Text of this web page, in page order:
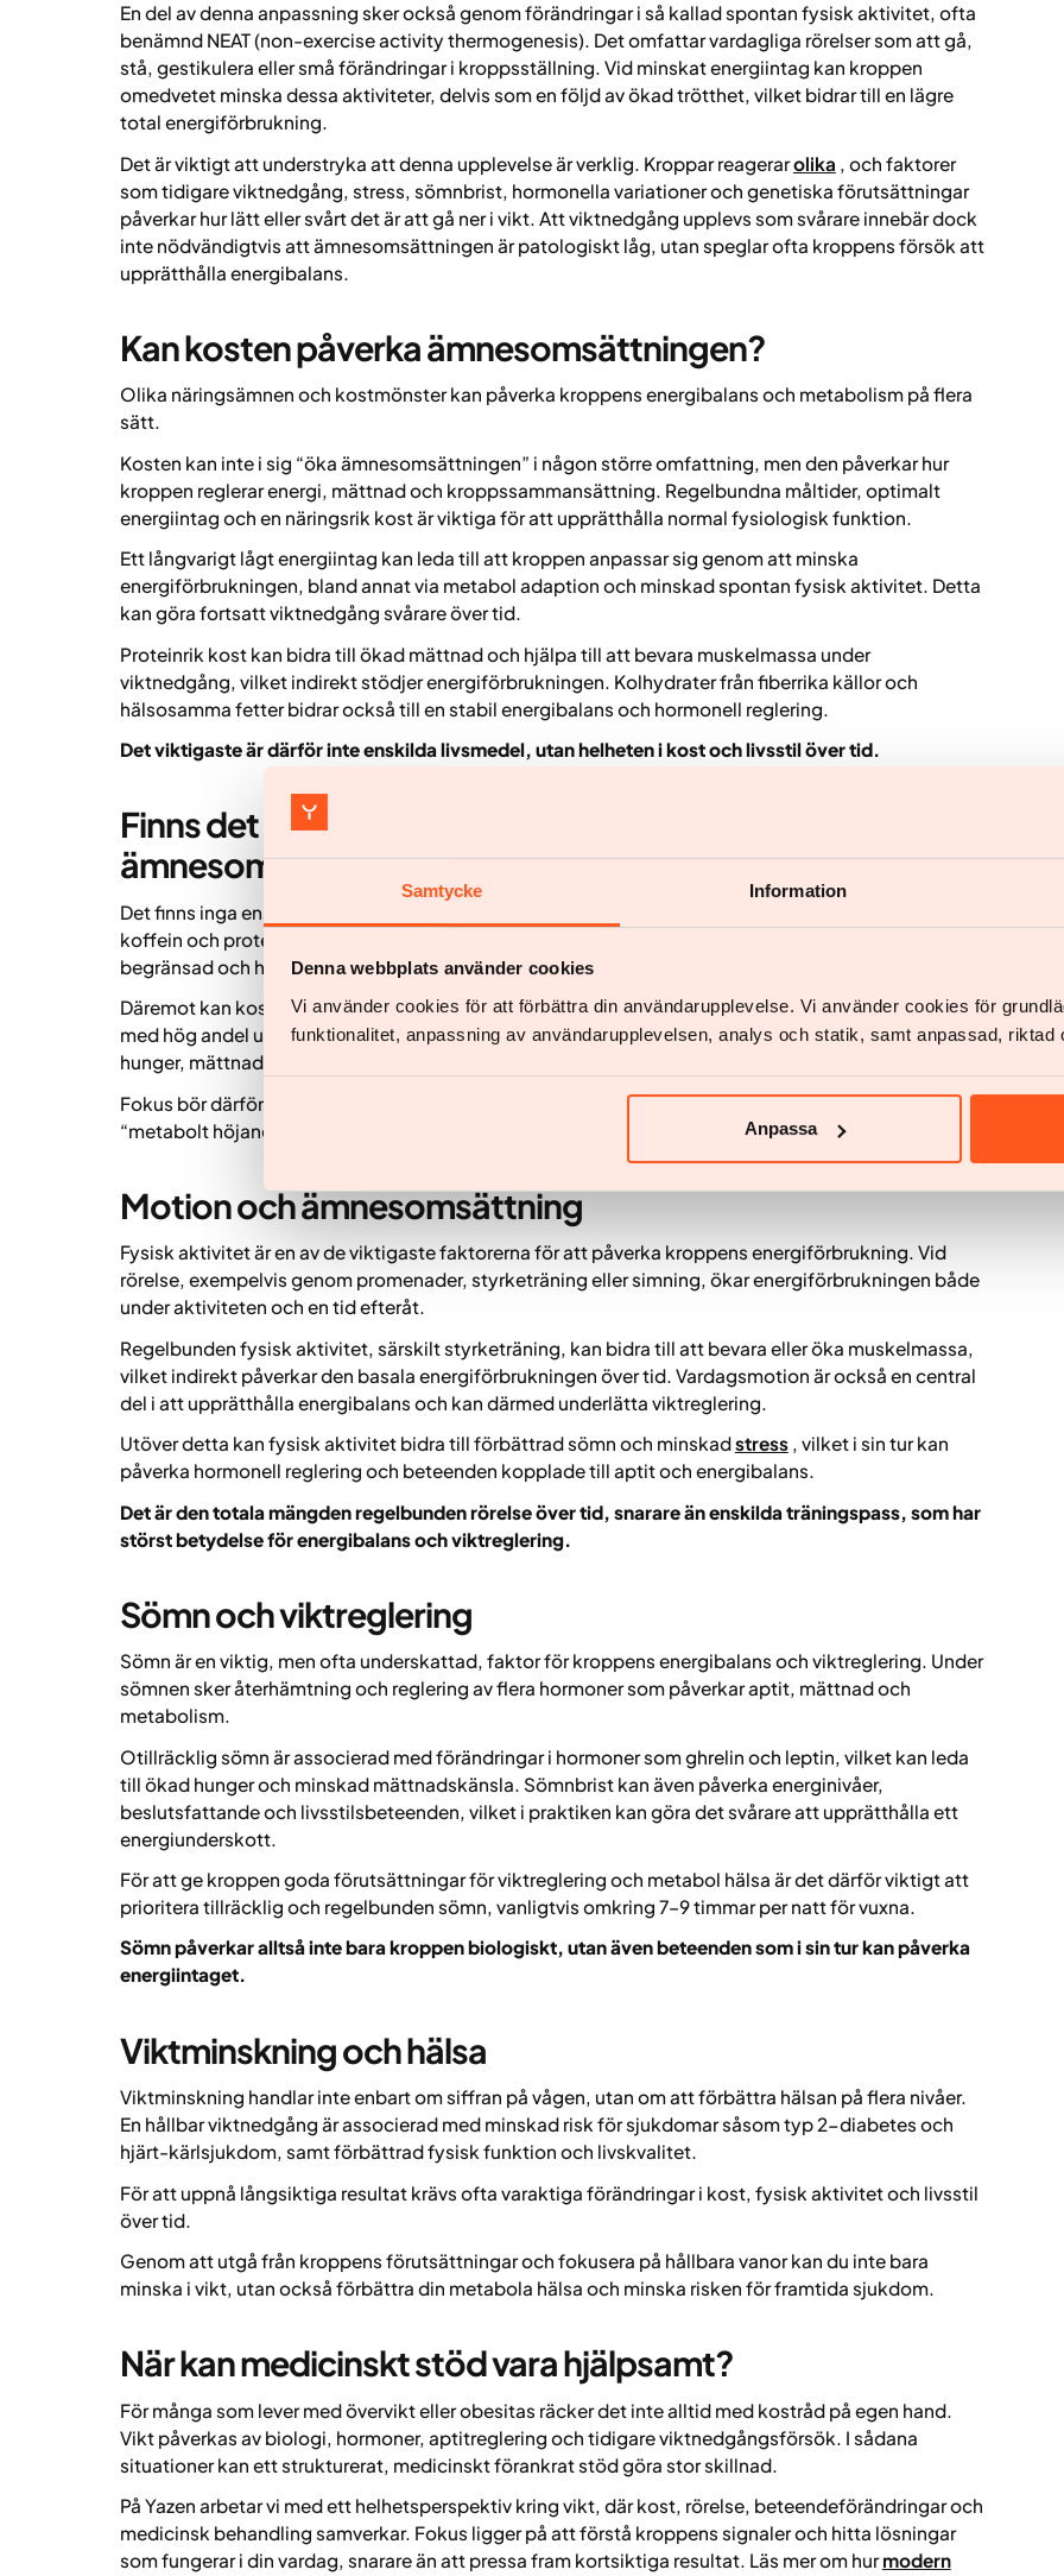
Samtycke Information
Denna webbplats använder cookies
Vi använder cookies för att förbättra din användarupplevelse. Vi använder cookies för
funktionalitet, anpassning av användarupplevelsen, analys och statik, samt anpassad, riktad
Anpassa
En del av denna anpassning sker också genom förändringar i så kallad spontan fysisk aktivitet, ofta
benämnd NEAT (non-exercise activity thermogenesis). Det omfattar vardagliga rörelser som att gå,
stå, gestikulera eller små förändringar i kroppsställning. Vid minskat energiintag kan kroppen
omedvetet minska dessa aktiviteter, delvis som en följd av ökad trötthet, vilket bidrar till en lägre
total energiförbrukning.
Det är viktigt att understryka att denna upplevelse är verklig. Kroppar reagerarolika
, och faktorer
som tidigare viktnedgång, stress, sömnbrist, hormonella variationer och genetiska förutsättningar
påverkar hur lätt eller svårt det är att gå ner i vikt. Att viktnedgång upplevs som svårare innebär dock
inte nödvändigtvis att ämnesomsättningen är patologiskt låg, utan speglar ofta kroppens försök att
upprätthålla energibalans.
Kan kosten påverka ämnesomsättningen?
Olika näringsämnen och kostmönster kan påverka kroppens energibalans och metabolism på flera
sätt.
Kosten kan inte i sig “öka ämnesomsättningen” i någon större omfattning, men den påverkar hur
kroppen reglerar energi, mättnad och kroppssammansättning. Regelbundna måltider, optimalt
energiintag och en näringsrik kost är viktiga för att upprätthålla normal fysiologisk funktion.
Ett långvarigt lågt energiintag kan leda till att kroppen anpassar sig genom att minska
energiförbrukningen, bland annat via metabol adaption och minskad spontan fysisk aktivitet. Detta
kan göra fortsatt viktnedgång svårare över tid.
Proteinrik kost kan bidra till ökad mättnad och hjälpa till att bevara muskelmassa under
viktnedgång, vilket indirekt stödjer energiförbrukningen. Kolhydrater från fiberrika källor och
hälsosamma fetter bidrar också till en stabil energibalans och hormonell reglering.
Det viktigaste är därför inte enskilda livsmedel, utan helheten i kost och livsstil över tid.
Finns det livsmedel som sänker eller höjer
ämnesomsättningen?
Det finns inga enskilda livsmedel som i sig avgör
koffein och protein, kan ge en mindre och tillfällig ökning av energiförbrukningen, men effekten är
begränsad och har liten betydelse för långsiktig viktnedgång.
Däremot kan kostens sammansättning och kvalitet påverka kroppens energibalans indirekt. En kost
med hög andel ultraprocessad mat, lågt näringsinnehåll och oregelbundna måltider kan påverka
hunger, mättnad och energinivå negativt, vilket kan försvåra viktreglering.
Fokus bör därför ligga på helheten i kosten och långsiktigt hållbara matvanor, snarare än på enskilda
“metabolt höjande” livsmedel.
Motion och ämnesomsättning
Fysisk aktivitet är en av de viktigaste faktorerna för att påverka kroppens energiförbrukning. Vid
rörelse, exempelvis genom promenader, styrketräning eller simning, ökar energiförbrukningen både
under aktiviteten och en tid efteråt.
Regelbunden fysisk aktivitet, särskilt styrketräning, kan bidra till att bevara eller öka muskelmassa,
vilket indirekt påverkar den basala energiförbrukningen över tid. Vardagsmotion är också en central
del i att upprätthålla energibalans och kan därmed underlätta viktreglering.
Utöver detta kan fysisk aktivitet bidra till förbättrad sömn och minskadstress , vilket i sin tur kan
påverka hormonell reglering och beteenden kopplade till aptit och energibalans.
Det är den totala mängden regelbunden rörelse över tid, snarare än enskilda träningspass, som har
störst betydelse för energibalans och viktreglering.
Sömn och viktreglering
Sömn är en viktig, men ofta underskattad, faktor för kroppens energibalans och viktreglering. Under
sömnen sker återhämtning och reglering av flera hormoner som påverkar aptit, mättnad och
metabolism.
Otillräcklig sömn är associerad med förändringar i hormoner som ghrelin och leptin, vilket kan leda
till ökad hunger och minskad mättnadskänsla. Sömnbrist kan även påverka energinivåer,
beslutsfattande och livsstilsbeteenden, vilket i praktiken kan göra det svårare att upprätthålla ett
energiunderskott.
För att ge kroppen goda förutsättningar för viktreglering och metabol hälsa är det därför viktigt att
prioritera tillräcklig och regelbunden sömn, vanligtvis omkring 7–9 timmar per natt för vuxna.
Sömn påverkar alltså inte bara kroppen biologiskt, utan även beteenden som i sin tur kan påverka
energiintaget.
Viktminskning och hälsa
Viktminskning handlar inte enbart om siffran på vågen, utan om att förbättra hälsan på flera nivåer.
En hållbar viktnedgång är associerad med minskad risk för sjukdomar såsom typ 2-diabetes och
hjärt-kärlsjukdom, samt förbättrad fysisk funktion och livskvalitet.
För att uppnå långsiktiga resultat krävs ofta varaktiga förändringar i kost, fysisk aktivitet och livsstil
över tid.
Genom att utgå från kroppens förutsättningar och fokusera på hållbara vanor kan du inte bara
minska i vikt, utan också förbättra din metabola hälsa och minska risken för framtida sjukdom.
När kan medicinskt stöd vara hjälpsamt?
För många som lever med övervikt eller obesitas räcker det inte alltid med kostråd på egen hand.
Vikt påverkas av biologi, hormoner, aptitreglering och tidigare viktnedgångsförsök. I sådana
situationer kan ett strukturerat, medicinskt förankrat stöd göra stor skillnad.
På Yazen arbetar vi med ett helhetsperspektiv kring vikt, där kost, rörelse, beteendeförändringar och
medicinsk behandling samverkar. Fokus ligger på att förstå kroppens signaler och hitta lösningar
som fungerar i din vardag, snarare än att pressa fram kortsiktiga resultat. Läs mer om hurmodern